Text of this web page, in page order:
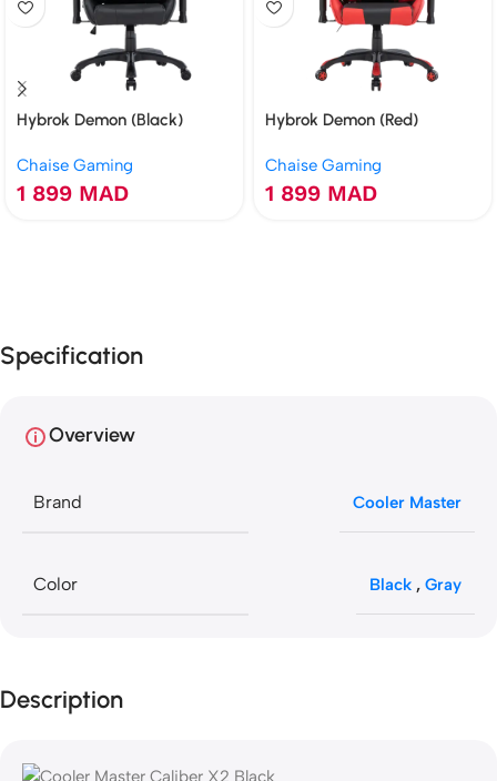
Hybrok Demon (Black)
Chaise Gaming
1 899 MAD
Hybrok Demon (Red)
Chaise Gaming
1 899 MAD
Specification
Overview
Brand Cooler Master
Color Black , Gray
Description